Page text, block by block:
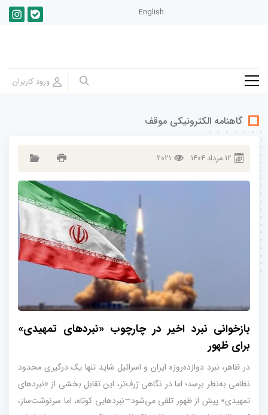
English
گاهنامه الکترونیکی موقف
12مرداد1404
2021
بازخوانی نبرد اخیر در چارچوب «نبردهای تمهیدی»
برای ظهور
در ظاهر، نبرد دوازده‌روزه ایران و اسرائیل شاید تنها یک درگیری محدود
نظامی به‌نظر برسد؛ اما در نگاهی ژرف‌تر، این تقابل بخشی از «نبردهای
تمهیدی» پیش از ظهور تلقی می‌شود—نبردهایی کوتاه، اما سرنوشت‌ساز،